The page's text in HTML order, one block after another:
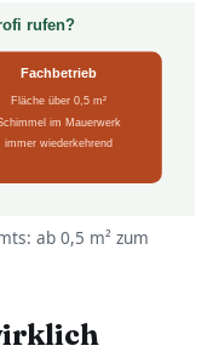
rufen?
Fachbetrieb
Fläche über 0,5 m²
im Mauerwerk
immer wiederkehrend
ab 0,5 m² zum